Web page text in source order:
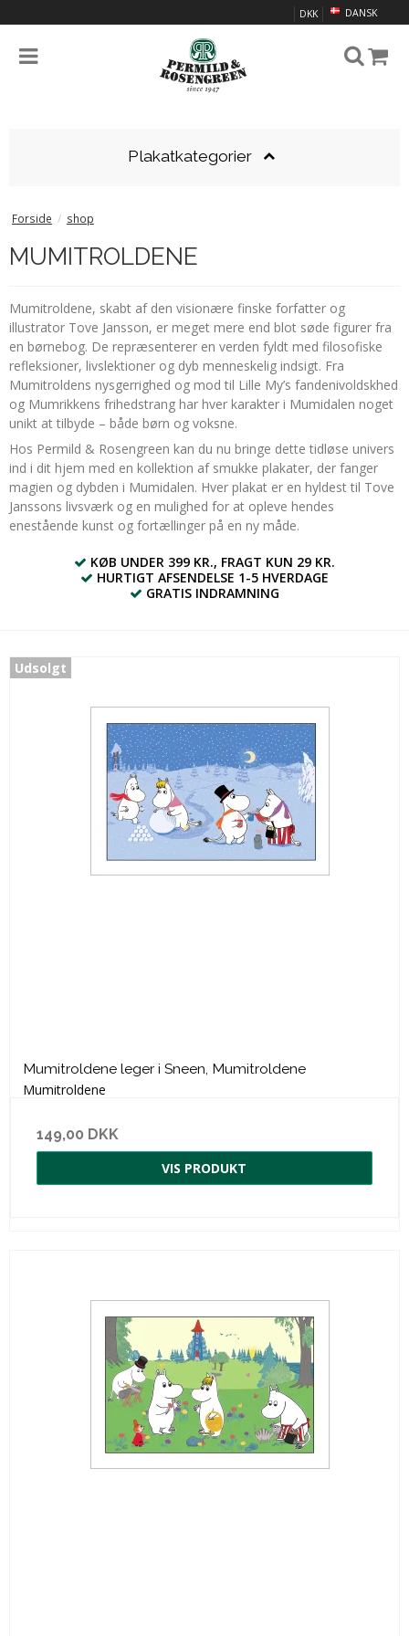
DANSK
DKK
Plakatkategorier
Forside / shop
MUMITROLDENE
Mumitroldene, skabt af den visionære finske forfatter og
illustrator Tove Jansson, er meget mere end blot søde figurer fra
en børnebog. De repræsenterer en verden fyldt med filosofiske
refleksioner, livslektioner og dyb menneskelig indsigt. Fra
Mumitroldens nysgerrighed og mod til Lille My’s fandenivoldskhed
og Mumrikkens frihedstrang har hver karakter i Mumidalen noget
unikt at tilbyde – både børn og voksne.
Hos Permild & Rosengreen kan du nu bringe dette tidløse univers
ind i dit hjem med en kollektion af smukke plakater, der fanger
magien og dybden i Mumidalen. Hver plakat er en hyldest til Tove
Janssons livsværk og en mulighed for at opleve hendes
enestående kunst og fortællinger på en ny måde.
KØB UNDER 399 KR., FRAGT KUN 29 KR.
HURTIGT AFSENDELSE 1-5 HVERDAGE
GRATIS INDRAMNING
Udsolgt
Mumitroldene leger i Sneen, Mumitroldene
Mumitroldene
149,00 DKK
VIS PRODUKT